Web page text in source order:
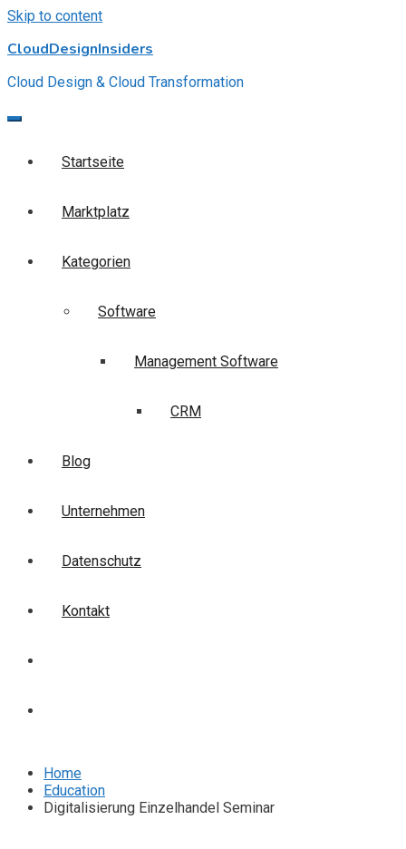
Skip to content
CloudDesignInsiders
Cloud Design & Cloud Transformation
Startseite
Marktplatz
Kategorien
Software
Management Software
CRM
Blog
Unternehmen
Datenschutz
Kontakt
Home
Education
Digitalisierung Einzelhandel Seminar